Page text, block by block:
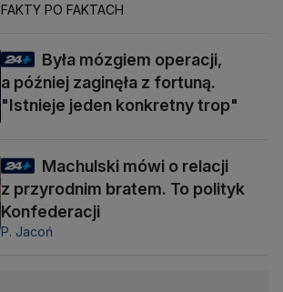
FAKTY PO FAKTACH
Była mózgiem operacji,
a później zaginęła z fortuną.
"Istnieje jeden konkretny trop"
Machulski mówi o relacji
z przyrodnim bratem. To polityk
Konfederacji
P. Jacoń